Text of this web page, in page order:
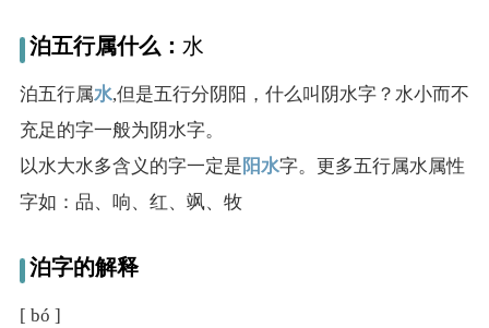
泊五行属什么： 水
泊五行属水,但是五行分阴阳，什么叫阴水字？水小而不
充足的字一般为阴水字。
以水大水多含义的字一定是 阳水字。更多五行属水属性
字如：品、响、红、飒、牧
泊字的解释
[ bó ]